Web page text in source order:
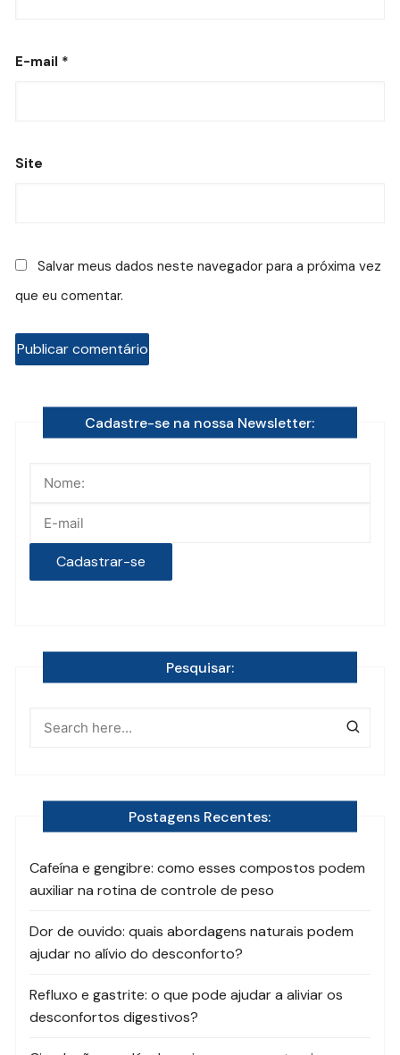
E-mail *
Site
Salvar meus dados neste navegador para a próxima vez
que eu comentar.
Cadastre-se na nossa Newsletter:
Pesquisar:
Postagens Recentes:
Cafeína e gengibre: como esses compostos podem
auxiliar na rotina de controle de peso
Dor de ouvido: quais abordagens naturais podem
ajudar no alívio do desconforto?
Refluxo e gastrite: o que pode ajudar a aliviar os
desconfortos digestivos?